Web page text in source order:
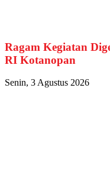
Ragam Kegiatan
RI Kotanopan
Senin, 3 Agustus 2026